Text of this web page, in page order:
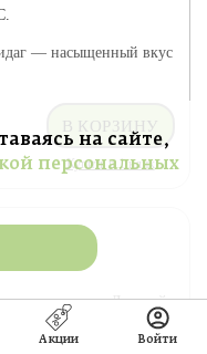
— насыщенный вкус
Купить в 1 клик
— лауреат «Лучший
на сайте,
персональных
Акции Войти